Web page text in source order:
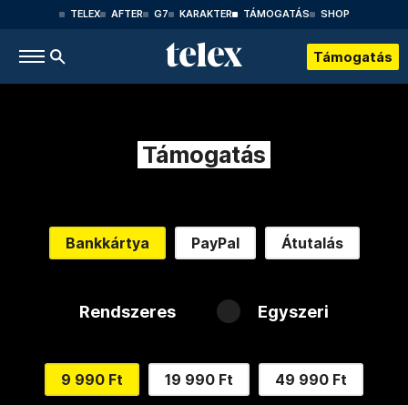
TELEX AFTER G7 KARAKTER TÁMOGATÁS SHOP
Támogatás
Támogatás
Bankkártya PayPal Átutalás
Rendszeres Egyszeri
9 990 Ft 19 990 Ft 49 990 Ft